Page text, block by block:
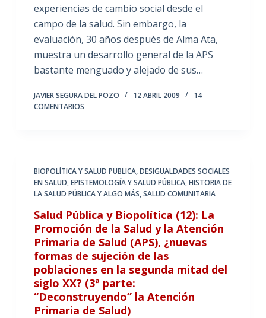
experiencias de cambio social desde el
campo de la salud. Sin embargo, la
evaluación, 30 años después de Alma Ata,
muestra un desarrollo general de la APS
bastante menguado y alejado de sus…
JAVIER SEGURA DEL POZO 12 ABRIL 2009
14
COMENTARIOS
BIOPOLÍTICA Y SALUD PUBLICA,DESIGUALDADES SOCIALES
EN SALUD,EPISTEMOLOGÍA Y SALUD PÚBLICA,HISTORIA DE
LA SALUD PÚBLICA Y ALGO MÁS,SALUD COMUNITARIA
Salud Pública y Biopolítica (12): La
Promoción de la Salud y la Atención
Primaria de Salud (APS), ¿nuevas
formas de sujeción de las
poblaciones en la segunda mitad del
siglo XX? (3ª parte:
“Deconstruyendo” la Atención
Primaria de Salud)